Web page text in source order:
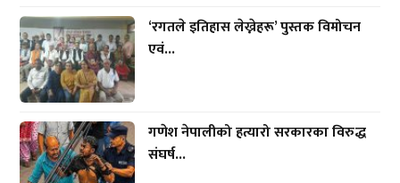
‘रगतले इतिहास लेख्नेहरू’ पुस्तक विमोचन
एवं...
गणेश नेपालीको हत्यारो सरकारका विरुद्ध
संघर्ष...